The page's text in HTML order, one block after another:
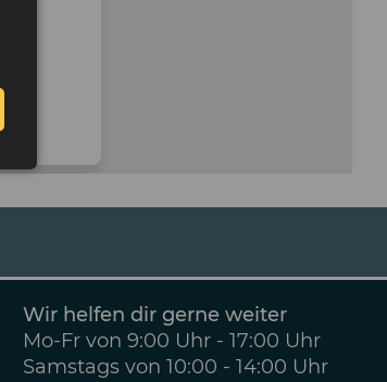
Wir helfen dir gerne weiter
Mo-Fr von 9:00 Uhr - 17:00 Uhr
Samstags von 10:00 - 14:00 Uhr